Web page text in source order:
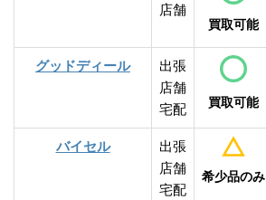
店舗
買取可能
グッドディール
出張
店舗
宅配
買取可能
バイセル
出張
店舗
宅配
希少品のみ